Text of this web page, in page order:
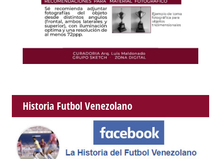
Historia Futbol Venezolano